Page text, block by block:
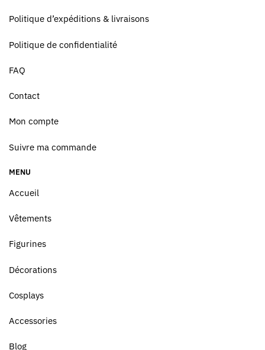
Politique d’expéditions & livraisons
Politique de confidentialité
FAQ
Contact
Mon compte
Suivre ma commande
MENU
Accueil
Vêtements
Figurines
Décorations
Cosplays
Accessories
Blog